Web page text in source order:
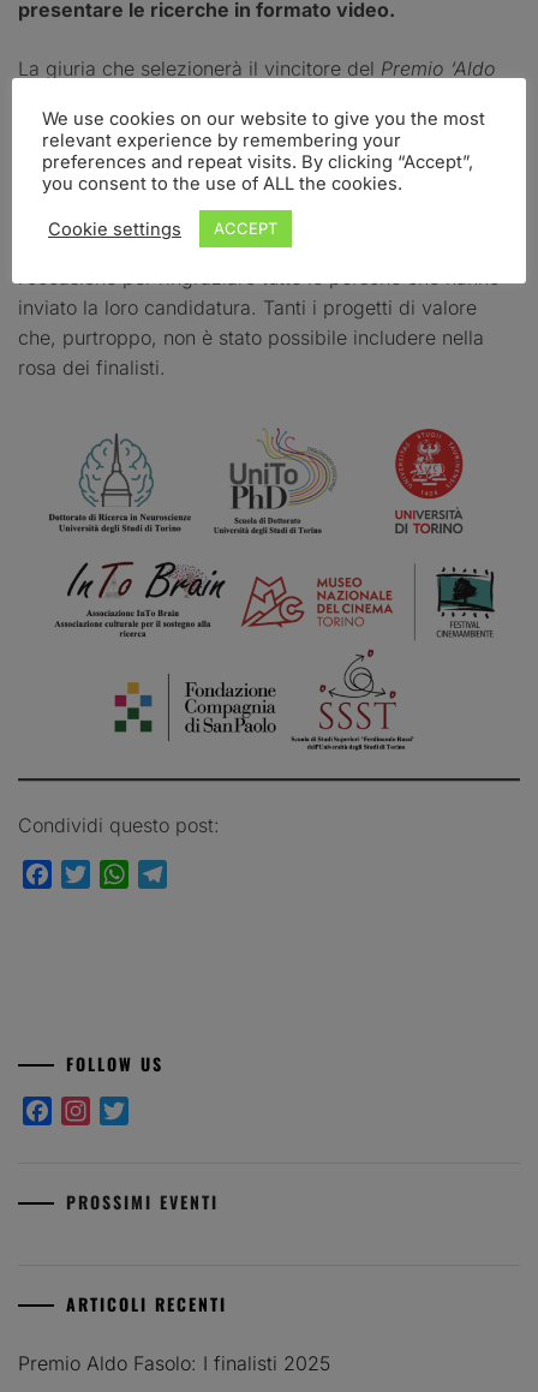
presentare le ricerche in formato video.
La giuria che selezionerà il vincitore del Premio ‘Aldo
giuria ’, non sarà una giuria accademica specializzata
nell’ambito delle Neuroscienze, ma sarà composta da
esperti di divulgazione scientifica.
Ci congratuliamo con i 10 finalisti e cogliamo
inviato la loro candidatura. Tanti i progetti di valore
che, purtroppo, non è stato possibile includere nella
rosa dei finalisti.
Condividi questo post:
FacebookTwitterWhatsApp
FOLLOW US
FacebookInstagram
PROSSIMI EVENTI
ARTICOLI RECENTI
Premio Aldo Fasolo: I finalisti 2025
We use cookies on our website to give you the most
relevant experience by remembering your
preferences and repeat visits. By clicking “Accept”,
you consent to the use of ALL the cookies.
Cookie settings ACCEPT